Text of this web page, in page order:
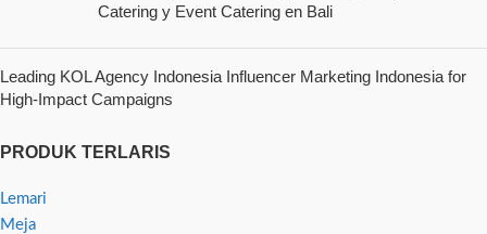
Catering y Event Catering en Bali
Leading KOL Agency Indonesia Influencer Marketing Indonesia for
High-Impact Campaigns
PRODUK TERLARIS
Lemari
Meja